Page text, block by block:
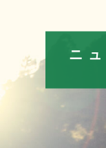
ニ